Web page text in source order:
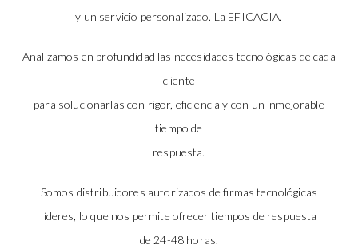
y un servicio personalizado. La EFICACIA.
Analizamos en profundidad las necesidades tecnológicas de cada
cliente
para solucionarlas con rigor, eficiencia y con un inmejorable
tiempo de
respuesta.
Somos distribuidores autorizados de firmas tecnológicas
líderes, lo que nos permite ofrecer tiempos de respuesta
de 24-48 horas.